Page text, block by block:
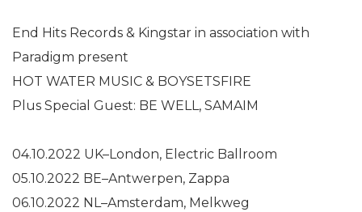
End Hits Records & Kingstar in association with
Paradigm present
HOT WATER MUSIC & BOYSETSFIRE
Plus Special Guest: BE WELL, SAMAIM
04.10.2022 UK–London, Electric Ballroom
05.10.2022 BE–Antwerpen, Zappa
06.10.2022 NL–Amsterdam, Melkweg